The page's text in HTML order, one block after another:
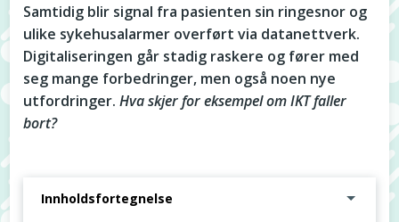
Samtidig blir signal fra pasienten sin ringesnor og
ulike sykehusalarmer overført via datanettverk.
Digitaliseringen går stadig raskere og fører med
seg mange forbedringer, men også noen nye
utfordringer.Hva skjer for eksempel om IKT faller
bort?
Innholdsfortegnelse